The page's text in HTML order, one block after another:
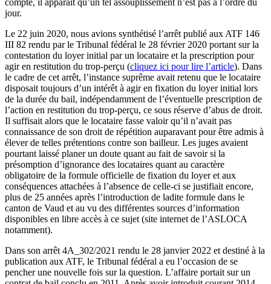
jour.
Le 22 juin 2020, nous avions synthétisé l’arrêt publié aux ATF 146
III 82 rendu par le Tribunal fédéral le 28 février 2020 portant sur la
contestation du loyer initial par un locataire et la prescription pour
agir en restitution du trop-perçu (cliquez ici pour lire l’article). Dans
le cadre de cet arrêt, l’instance suprême avait retenu que le locataire
disposait toujours d’un intérêt à agir en fixation du loyer initial lors
de la durée du bail, indépendamment de l’éventuelle prescription de
l’action en restitution du trop-perçu, ce sous réserve d’abus de droit.
Il suffisait alors que le locataire fasse valoir qu’il n’avait pas
connaissance de son droit de répétition auparavant pour être admis à
élever de telles prétentions contre son bailleur. Les juges avaient
pourtant laissé planer un doute quant au fait de savoir si la
présomption d’ignorance des locataires quant au caractère
obligatoire de la formule officielle de fixation du loyer et aux
conséquences attachées à l’absence de celle-ci se justifiait encore,
plus de 25 années après l’introduction de ladite formule dans le
canton de Vaud et au vu des différentes sources d’information
disponibles en libre accès à ce sujet (site internet de l’ASLOCA
notamment).
Dans son arrêt 4A_302/2021 rendu le 28 janvier 2022 et destiné à la
publication aux ATF, le Tribunal fédéral a eu l’occasion de se
pencher une nouvelle fois sur la question. L’affaire portait sur un